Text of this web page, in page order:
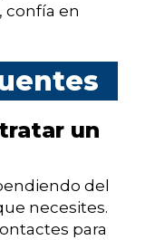
confía en
un
del
necesites.
para